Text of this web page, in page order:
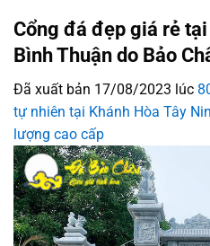
Cổng đá đẹp giá rẻ
Bình Thuận do Bảo
Đã xuất bản 17/08/2023 lúc
tự nhiên tại Khánh Hòa Tây
lượng cao cấp